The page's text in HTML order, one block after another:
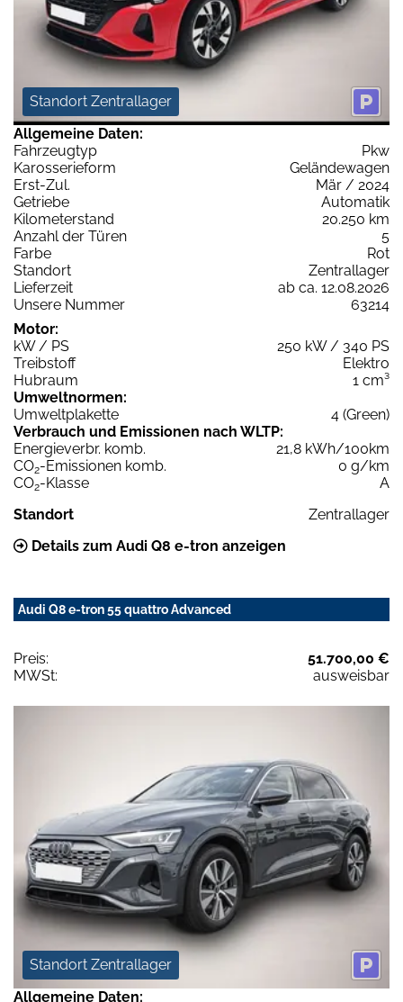
Standort Zentrallager
Allgemeine Daten:
Fahrzeugtyp
Pkw
Karosserieform
Geländewagen
Erst-Zul.
Mär / 2024
Getriebe
Automatik
Kilometerstand
20.250 km
Anzahl der Türen
5
Farbe
Rot
Standort
Zentrallager
Lieferzeit
ab ca. 12.08.2026
Unsere Nummer
63214
Motor:
kW / PS
250 kW / 340 PS
Treibstoff
Elektro
Hubraum
1 cm³
Umweltnormen:
Umweltplakette
4 (Green)
Verbrauch und Emissionen nach WLTP:
Energieverbr. komb.
21,8 kWh/100km
CO2-Emissionen komb.
0 g/km
CO2-Klasse
A
Standort
Zentrallager
Details zum Audi Q8 e-tron anzeigen
Audi Q8 e-tron 55 quattro Advanced
Preis:
51.700,00 €
MWSt:
ausweisbar
Standort Zentrallager
Allgemeine Daten: